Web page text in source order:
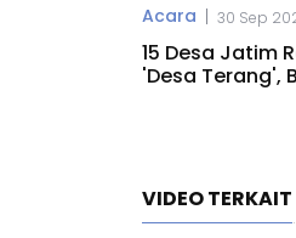
Acara | 30 Sep
15 Desa Jatim
'Desa Terang',
VIDEO TERKAIT